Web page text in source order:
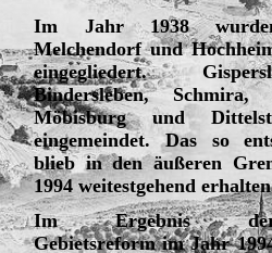
Im Jahr 1938
Melchendorf und
eingegliedert.
Bindersleben, Schmira,
Möbisburg und
eingemeindet. Das so
blieb in den äußeren
1994 weitestgehend
Im Ergebnis
Gebietsreform im Jahr